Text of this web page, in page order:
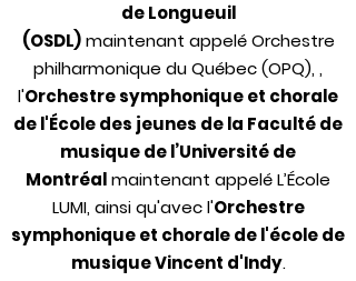
de Longueuil
(OSDL)maintenant appelé Orchestre
philharmonique du Québec (OPQ), ,
l'Orchestre symphonique et chorale
de l'École des jeunes de la Faculté de
musique de l’Université de
Montréalmaintenant appelé L’École
LUMI, ainsi qu'avecl'Orchestre
symphonique et chorale de l'école de
musique Vincent d'Indy.